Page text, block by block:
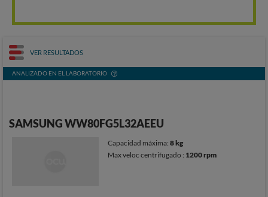
VER RESULTADOS
ANALIZADO EN EL LABORATORIO
SAMSUNG WW80FG5L32AEEU
Capacidad máxima:8 kg
Max veloc centrifugado : 1200 rpm